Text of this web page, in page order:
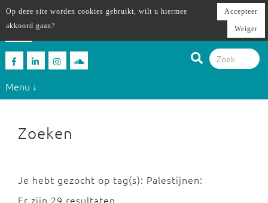
Menu ↓
Zoeken
Je hebt gezocht op tag(s): Palestijnen:
Er zijn 29 resultaten.
Op deze site worden cookies gebruikt, wilt u hiermee
akkoord gaan?
Accepteer
Weiger